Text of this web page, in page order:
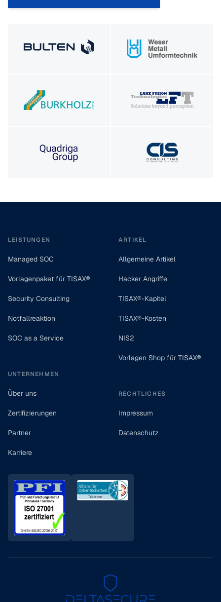
LEISTUNGEN
Managed SOC
Vorlagenpaket für TISAX®
Security Consulting
Notfallreaktion
SOC as a Service
UNTERNEHMEN
Über uns
Zertifizierungen
Partner
Karriere
ARTIKEL
Allgemeine Artikel
Hacker Angriffe
TISAX®-Kapitel
TISAX®-Kosten
NIS2
Vorlagen Shop für TISAX®
RECHTLICHES
Impressum
Datenschutz